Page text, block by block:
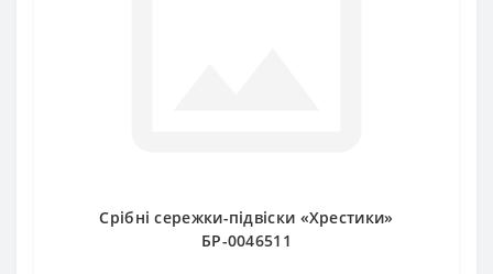
Срібні сережки-підвіски «Хрестики»
БР-0046511